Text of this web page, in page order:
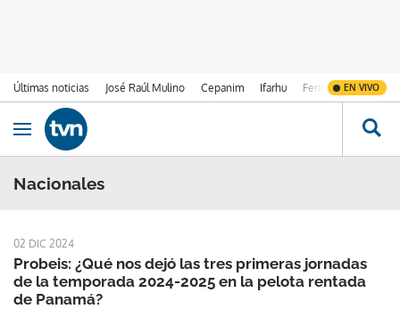
Últimas noticias José Raúl Mulino Cepanim Ifarhu Fenómeno de El
EN VIVO
Ir al contenido
Obrir navegació
Nacionales
02 DIC 2024
Probeis: ¿Qué nos dejó las tres primeras jornadas
de la temporada 2024-2025 en la pelota rentada
de Panamá?